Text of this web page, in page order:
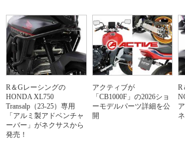
R＆Gレーシングの
HONDA XL750
Transalp（23-25）専用
「アルミ製アドベンチャ
ーバー」がネクサスから
発売！
アクティブが
「CB1000F」の2026ショ
ーモデルパーツ詳細を公
開
R